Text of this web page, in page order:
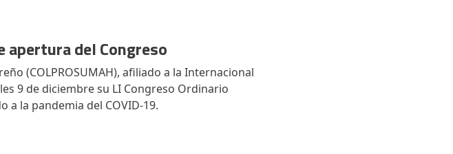
apertura del Congreso
(COLPROSUMAH), afiliado a la Internacional
9 de diciembre su LI Congreso Ordinario
a la pandemia del COVID-19.